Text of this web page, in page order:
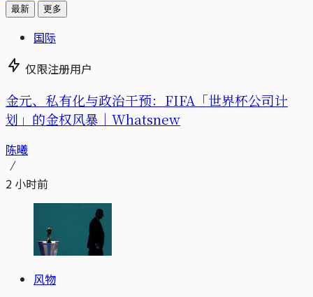
最新 更多
国际
仅限注册用户
金元、私有化与政治干预：FIFA「世界杯公司计
划」的金权风暴｜Whatsnew
陈曦
2 小时前
风物